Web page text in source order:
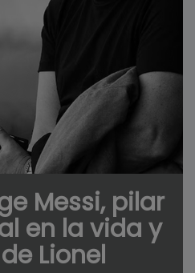
Messi, pilar
en la vida y
Lionel